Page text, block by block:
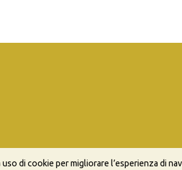
uso di cookie per migliorare l’esperienza di